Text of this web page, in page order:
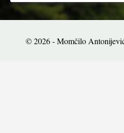
© 2026 - Momčilo